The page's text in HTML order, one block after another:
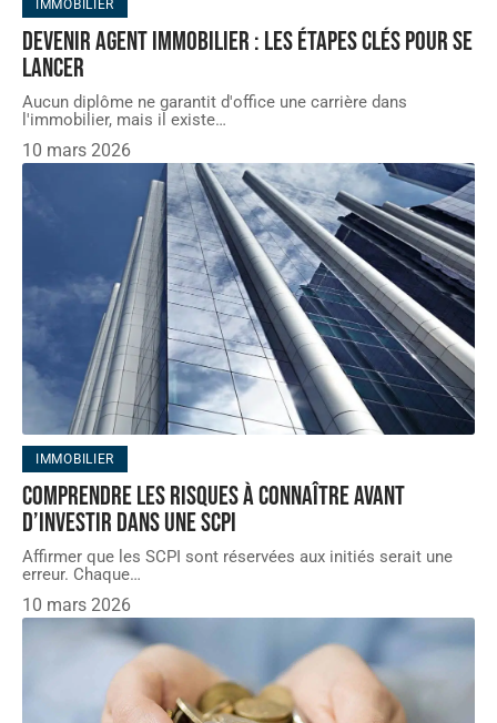
IMMOBILIER
Devenir agent immobilier : les étapes clés pour se
lancer
Aucun diplôme ne garantit d'office une carrière dans
l'immobilier, mais il existe…
10 mars 2026
IMMOBILIER
Comprendre les risques à connaître avant
d’investir dans une SCPI
Affirmer que les SCPI sont réservées aux initiés serait une
erreur. Chaque…
10 mars 2026